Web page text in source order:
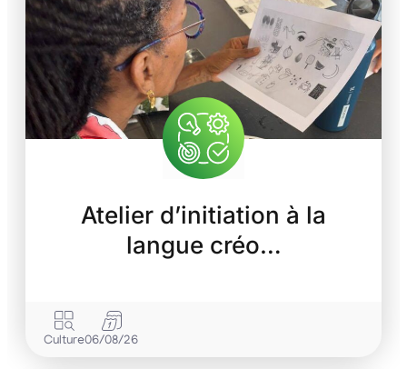
Atelier d’initiation à la
langue créo…
Culture06/08/26